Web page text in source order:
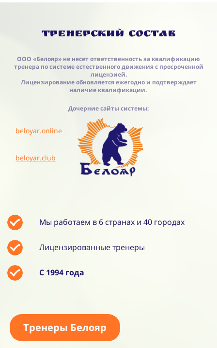
Тренерский состав
ООО «Белояр» не несет ответственность за квалификацию
тренера по системе естественного движения с просроченной
лицензией.
Лицензирование обновляется ежегодно и подтверждает
наличие квалификации.
Дочерние сайты системы:
beloyar.online
beloyar.club
Мы работаем в 6 странах и 40 городах
Лицензированные тренеры
С 1994 года
Тренеры Белояр